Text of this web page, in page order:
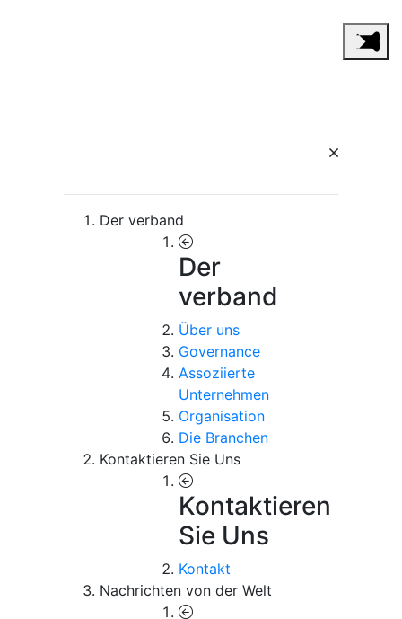
Der verband
Der
verband
Über uns
Governance
Assoziierte
Unternehmen
Organisation
Die Branchen
Kontaktieren Sie Uns
Kontaktieren
Sie Uns
Kontakt
Nachrichten von der Welt